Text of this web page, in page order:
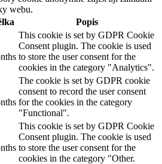
webu.
Popis
This cookie is set by GDPR Cookie
Consent plugin. The cookie is used
to store the user consent for the
cookies in the category "Analytics".
The cookie is set by GDPR cookie
consent to record the user consent
for the cookies in the category
"Functional".
This cookie is set by GDPR Cookie
Consent plugin. The cookie is used
to store the user consent for the
cookies in the category "Other.